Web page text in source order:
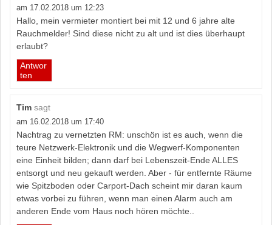
am 17.02.2018 um 12:23
Hallo, mein vermieter montiert bei mit 12 und 6 jahre alte
Rauchmelder! Sind diese nicht zu alt und ist dies überhaupt
erlaubt?
Antwor
ten
Tim sagt
am 16.02.2018 um 17:40
Nachtrag zu vernetzten RM: unschön ist es auch, wenn die
teure Netzwerk-Elektronik und die Wegwerf-Komponenten
eine Einheit bilden; dann darf bei Lebenszeit-Ende ALLES
entsorgt und neu gekauft werden. Aber - für entfernte Räume
wie Spitzboden oder Carport-Dach scheint mir daran kaum
etwas vorbei zu führen, wenn man einen Alarm auch am
anderen Ende vom Haus noch hören möchte..